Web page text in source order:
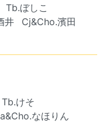
Tb.ぼしこ
井
Cj&Cho.濱田
Tb.けそ
なほりん